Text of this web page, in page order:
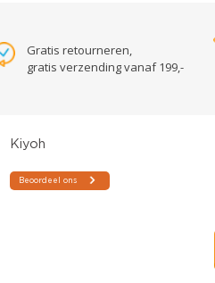
Gratis retourneren,
gratis verzending vanaf 199,-